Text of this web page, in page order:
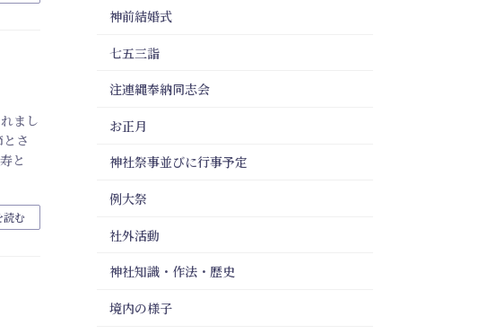
まし
さ
と
読む
神前結婚式
七五三詣
注連縄奉納同志会
お正月
神社祭事並びに行事予定
例大祭
社外活動
神社知識・作法・歴史
境内の様子